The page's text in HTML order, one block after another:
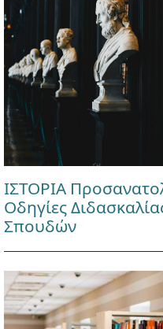
ΙΣΤΟΡΙΑ
Οδηγίες
Σπουδών